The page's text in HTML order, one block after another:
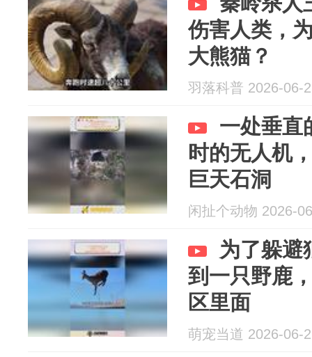
伤害人类，
大熊猫？
羽落科普 2026-06-
一处垂直
时的无人机
巨天石洞
闲扯个动物 2026-
为了躲避
到一只野鹿
区里面
萌宠当道 2026-06-